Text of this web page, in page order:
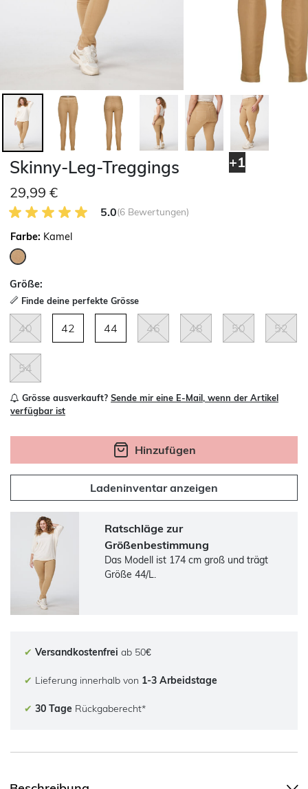
+1
Skinny-Leg-Treggings
29,99 €
5.0 von 5 Kundenrezensionen
5.0(6 Bewertungen)
Farbe: Kamel
Größe:
Finde deine perfekte Grösse
40 42 44 46 48 50 52
54
Grösse ausverkauft? Sende mir eine E-Mail, wenn der Artikel
verfügbar ist
Hinzufügen
Ladeninventar anzeigen
Ratschläge zur
Größenbestimmung
Das Modell ist 174 cm groß und trägt
Größe 44/L.
✔ Versandkostenfrei ab 50€
✔ Lieferung innerhalb von 1-3 Arbeidstage
✔ 30 Tage Rückgaberecht*